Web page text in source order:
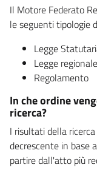
Il Motore Federato
le seguenti tipologie
Legge
Legge
Regolamento
In che ordine
ricerca?
I risultati della
decrescente in base
partire dall'atto più